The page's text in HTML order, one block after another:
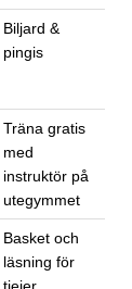
Biljard &
pingis
Träna gratis
med
instruktör på
utegymmet
Basket och
läsning för